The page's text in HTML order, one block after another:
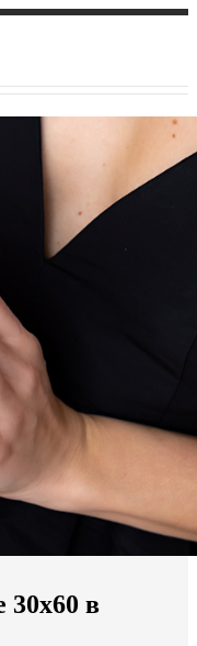
30х60 в